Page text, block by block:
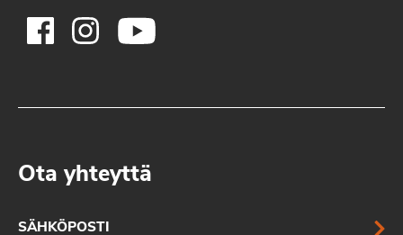
Ota yhteyttä
SÄHKÖPOSTI